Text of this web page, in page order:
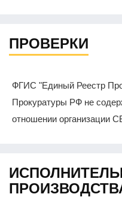
ПРОВЕРКИ
ФГИС "Единый Реестр
Прокуратуры РФ не
отношении организации